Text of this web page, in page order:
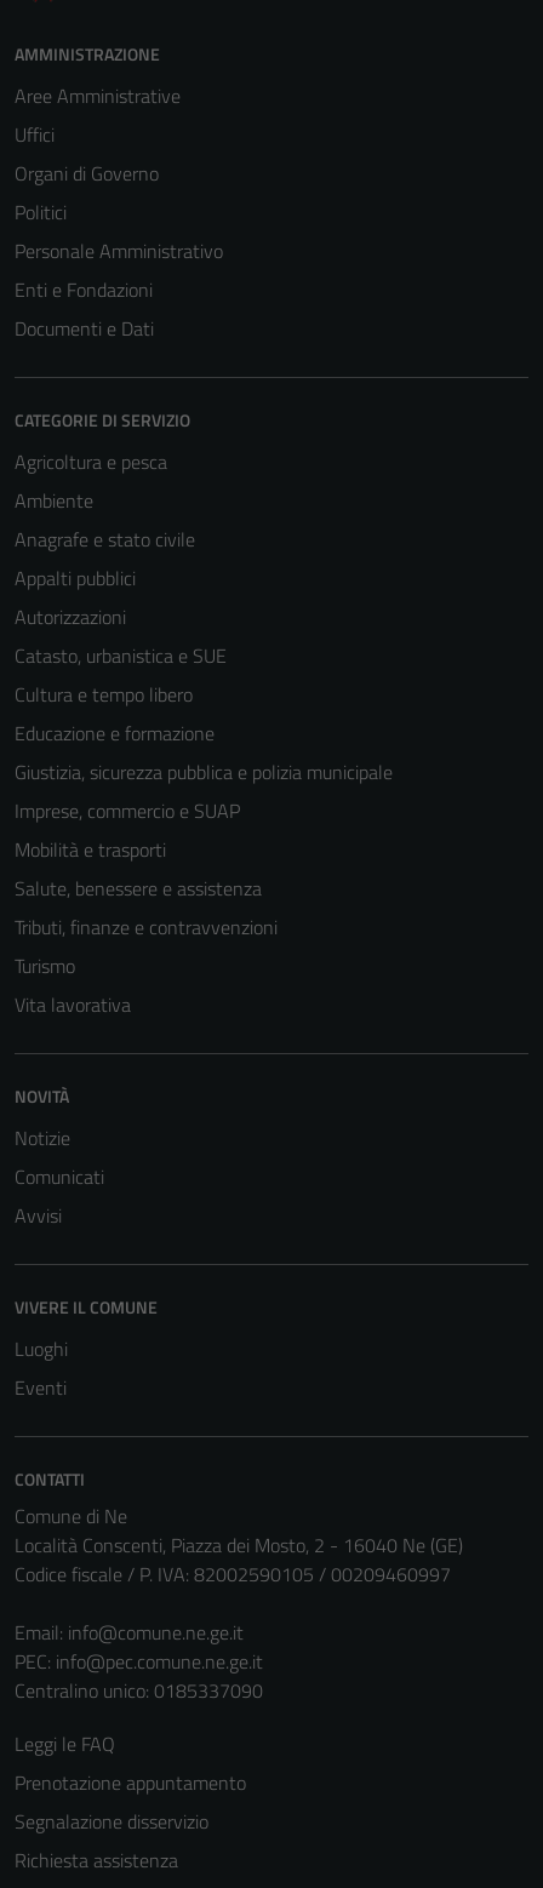
AMMINISTRAZIONE
Aree Amministrative
Uffici
Organi di Governo
Politici
Personale Amministrativo
Enti e Fondazioni
Documenti e Dati
CATEGORIE DI SERVIZIO
Agricoltura e pesca
Ambiente
Anagrafe e stato civile
Appalti pubblici
Autorizzazioni
Catasto, urbanistica e SUE
Cultura e tempo libero
Educazione e formazione
Giustizia, sicurezza pubblica e polizia municipale
Imprese, commercio e SUAP
Mobilità e trasporti
Salute, benessere e assistenza
Tributi, finanze e contravvenzioni
Turismo
Vita lavorativa
NOVITÀ
Notizie
Comunicati
Avvisi
VIVERE IL COMUNE
Luoghi
Eventi
CONTATTI
Comune di Ne
Località Conscenti, Piazza dei Mosto, 2 - 16040 Ne (GE)
Codice fiscale / P. IVA: 82002590105 / 00209460997
Email: info@comune.ne.ge.it
PEC: info@pec.comune.ne.ge.it
Centralino unico: 0185337090
Leggi le FAQ
Prenotazione appuntamento
Segnalazione disservizio
Richiesta assistenza